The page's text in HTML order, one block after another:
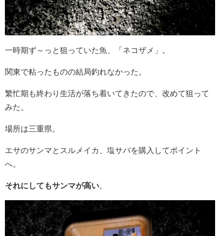
一時期ず～っと狙っていた魚、「ネコザメ」。
関東で粘ったものの結局釣れなかった。
繁忙期も終わり生活が落ち着いてきたので、改めて狙って
みた。
場所は三重県。
エサのサンマとスルメイカ、塩サバを購入してポイント
へ。
それにしてもサンマが高い